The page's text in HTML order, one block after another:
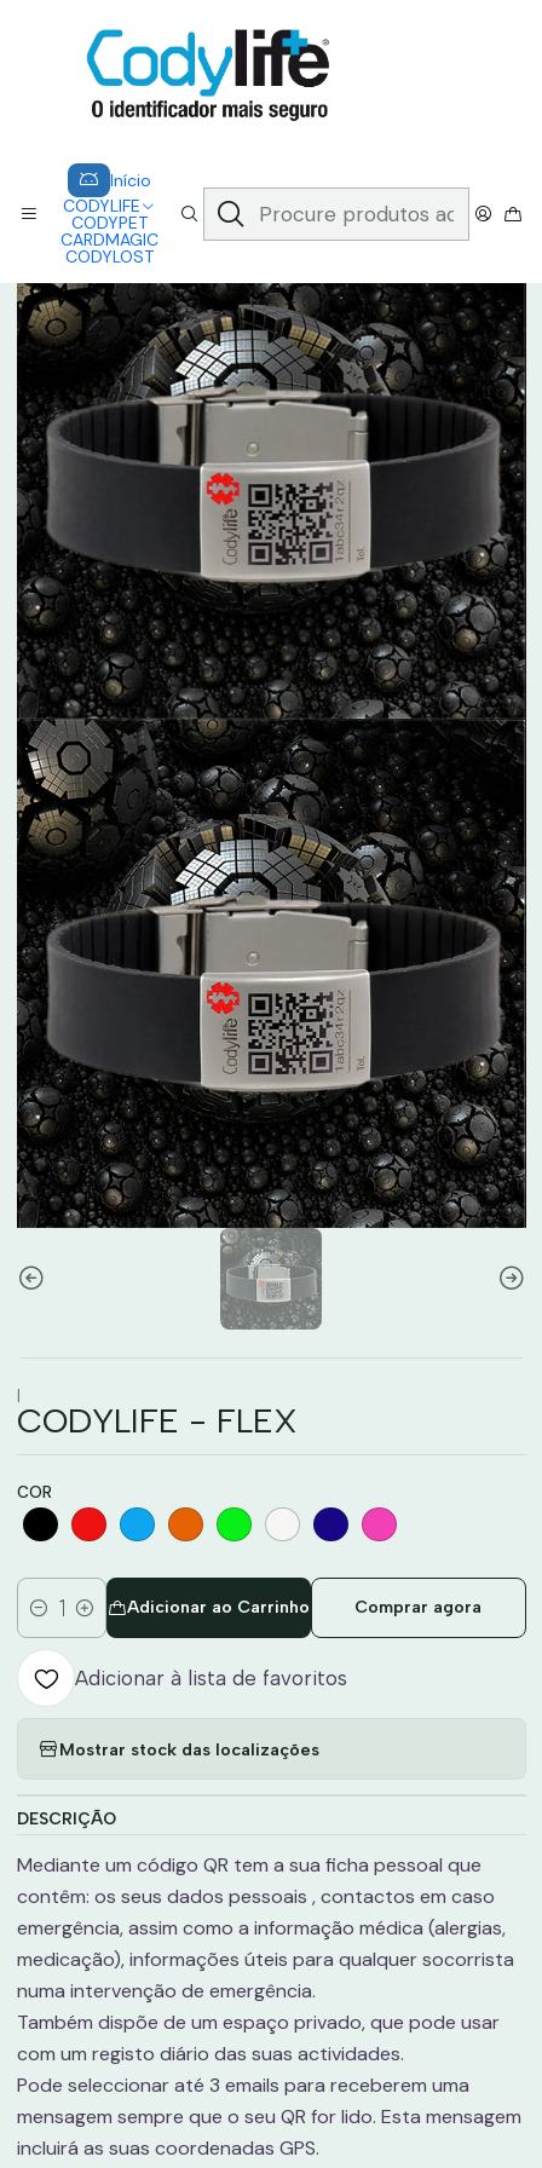
Início
CODYLIFE
CODYPET
CARDMAGIC
CODYLOST
A CODYLIFE PERMITE AOS SOCORRISTAS ACEDER
INSTANTANEAMENTE AOS SEUS DADOS ATRAVÉS DE UM QR CODE
Saber mais
|
CODYLIFE - FLEX
COR
Quantidade
Adicionar ao Carrinho Comprar agora
Adicionar à lista de favoritos
Mostrar stock das localizações
DESCRIÇÃO
Mediante um código QR tem a sua ficha pessoal que
contêm: os seus dados pessoais , contactos em caso
emergência, assim como a informação médica (alergias,
medicação), informações úteis para qualquer socorrista
numa intervenção de emergência.
Também dispõe de um espaço privado, que pode usar
com um registo diário das suas actividades.
Pode seleccionar até 3 emails para receberem uma
mensagem sempre que o seu QR for lido. Esta mensagem
incluirá as suas coordenadas GPS.